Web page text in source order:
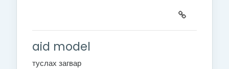
aid model
туслах загвар